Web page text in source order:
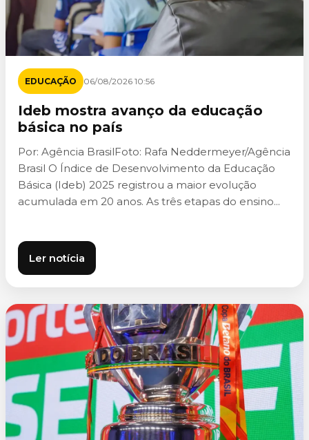
EDUCAÇÃO 06/08/2026 10:56
Ideb mostra avanço da educação
básica no país
Por: Agência BrasilFoto: Rafa Neddermeyer/Agência
Brasil O Índice de Desenvolvimento da Educação
Básica (Ideb) 2025 registrou a maior evolução
acumulada em 20 anos. As três etapas do ensino...
Ler notícia